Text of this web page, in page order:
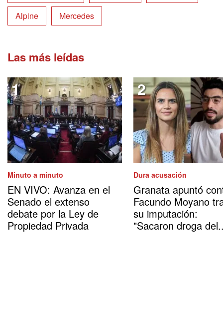
Alpine
Mercedes
Las más leídas
Minuto a minuto
EN VIVO: Avanza en el
Senado el extenso
debate por la Ley de
Propiedad Privada
Dura acusación
Granata apuntó
Facundo Moyano
su imputación:
"Sacaron droga